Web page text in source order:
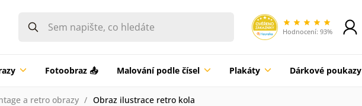
Hodnocení: 93%
Fotoobraz 📤 Malování podle čísel Plakáty Dárkové poukazy
a retro obrazy Obraz ilustrace retro kola